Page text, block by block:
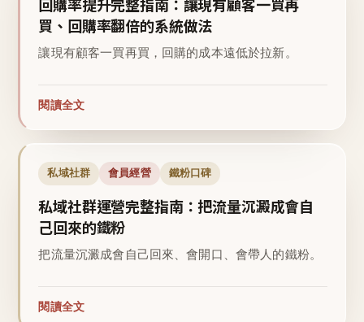
回購率提升完整指南：讓現有顧客一買再
買、回購率翻倍的系統做法
讓現有顧客一買再買，回購的成本遠低於拉新。
閱讀全文
私域社群 會員經營 鐵粉口碑
私域社群運營完整指南：把流量沉澱成會自
己回來的鐵粉
把流量沉澱成會自己回來、會開口、會帶人的鐵粉。
閱讀全文